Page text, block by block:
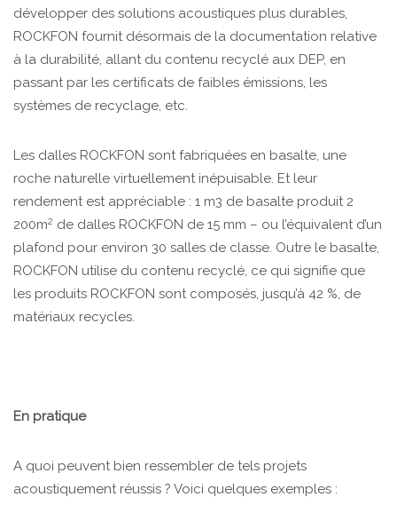
développer des solutions acoustiques plus durables,
ROCKFON fournit désormais de la documentation relative
à la durabilité, allant du contenu recyclé aux DEP, en
passant par les certificats de faibles émissions, les
systèmes de recyclage, etc.
Les dalles ROCKFON sont fabriquées en basalte, une
roche naturelle virtuellement inépuisable. Et leur
rendement est appréciable : 1 m3 de basalte produit 2
200m2 de dalles ROCKFON de 15 mm – ou l’équivalent d’un
plafond pour environ 30 salles de classe. Outre le basalte,
ROCKFON utilise du contenu recyclé, ce qui signifie que
les produits ROCKFON sont composés, jusqu’à 42 %, de
matériaux recycles.
En pratique
A quoi peuvent bien ressembler de tels projets
acoustiquement réussis ? Voici quelques exemples :